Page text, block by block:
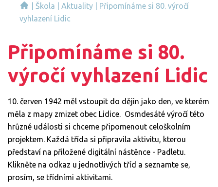
Škola Aktuality
Připomínáme si 80. výročí
vyhlazení Lidic
Připomínáme si 80.
výročí vyhlazení Lidic
10. červen 1942 měl vstoupit do dějin jako den, ve kterém
měla z mapy zmizet obec Lidice. Osmdesáté výročí této
hrůzné události si chceme připomenout celoškolním
projektem. Každá třída si připravila aktivitu, kterou
představí na přiložené digitální nástěnce - Padletu.
Klikněte na odkaz u jednotlivých tříd a seznamte se,
prosím, se třídními aktivitami.